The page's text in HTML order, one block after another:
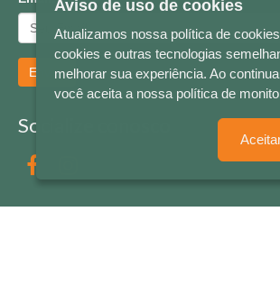
Enviar
Socialize conosco
Aviso de uso de cookies
Atualizamos nossa política de
cookies e outras tecnologias
melhorar sua experiência. Ao
você aceita a nossa política de